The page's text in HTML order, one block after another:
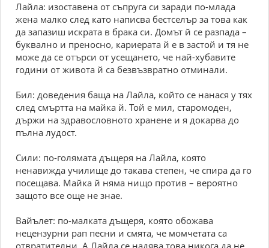
Лайла: изоставена от съпруга си заради по-млада
жена малко след като написва бестселър за това как
да запазиш искрата в брака си. Домът й се разпада –
буквално и преносно, кариерата й е в застой и тя не
може да се отърси от усещането, че най-хубавите
години от живота й са безвъзвратно отминали.
Бил: доведения баща на Лайла, който се нанася у тях
след смъртта на майка й. Той е мил, старомоден,
държи на здравословното хранене и я докарва до
пълна лудост.
Сили: по-голямата дъщеря на Лайла, която
ненавижда училище до такава степен, че спира да го
посещава. Майка й няма нищо против – вероятно
защото все още не знае.
Вайълет: по-малката дъщеря, която обожава
нецензурни рап песни и смята, че момчетата са
отвратителни. А Лайла се надява това никога да не